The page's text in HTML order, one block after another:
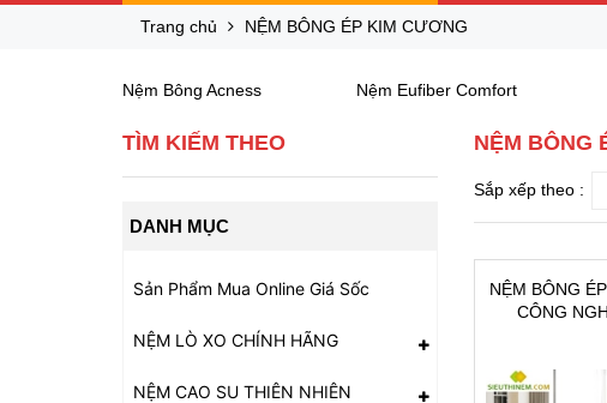
Trang chủ NỆM BÔNG ÉP KIM CƯƠNG
Nệm Bông Acness Nệm Eufiber Comfort
TÌM KIẾM THEO
DANH MỤC
Sản Phẩm Mua Online Giá Sốc
NỆM LÒ XO CHÍNH HÃNG
NỆM CAO SU THIÊN NHIÊN
NỆM BÔNG
Sắp xếp theo :
NỆM BÔNG
CÔNG